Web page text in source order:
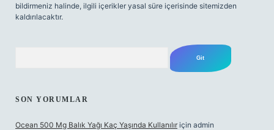
bildirmeniz halinde, ilgili içerikler yasal süre içerisinde sitemizden
kaldırılacaktır.
SON YORUMLAR
Ocean 500 Mg Balık Yağı Kaç Yaşında Kullanılır için admin